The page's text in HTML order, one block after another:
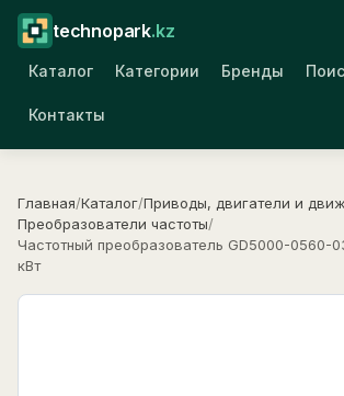
technopark.kz
Каталог Категории Бренды
Контакты
Главная/Каталог/Приводы, двигатели и
Преобразователи частоты/
Частотный преобразователь GD5000-0560-
кВт